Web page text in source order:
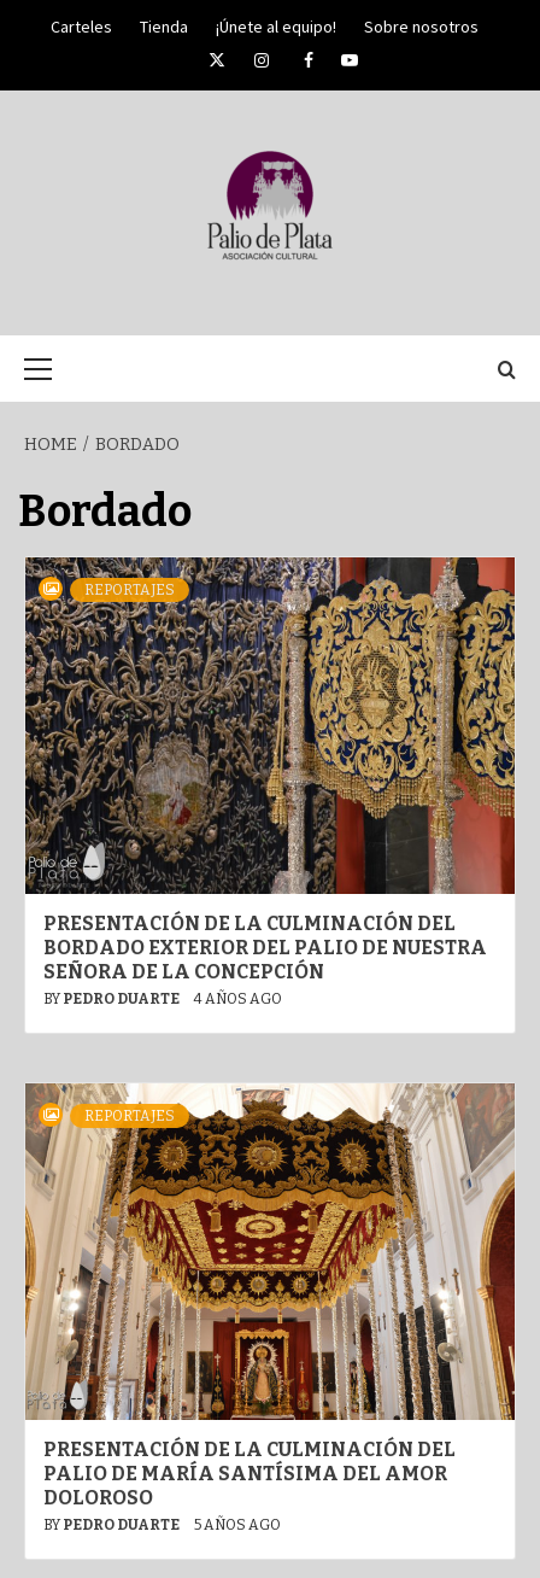
Carteles Tienda ¡Únete al equipo!
Sobre nosotros
TwitterInstagramFacebookYouTube
SEMANA
SANTA DE
MÁLAGA
HOME BORDADO
Bordado
REPORTAJES
PRESENTACIÓN DE LA CULMINACIÓN DEL
BORDADO EXTERIOR DEL PALIO DE NUESTRA
SEÑORA DE LA CONCEPCIÓN
BY PEDRO DUARTE 4 AÑOS AGO
REPORTAJES
PRESENTACIÓN DE LA CULMINACIÓN DEL
PALIO DE MARÍA SANTÍSIMA DEL AMOR
DOLOROSO
BY PEDRO DUARTE 5 AÑOS AGO